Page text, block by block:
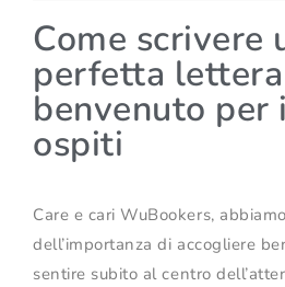
Come scrivere
perfetta
benvenuto per
ospiti
Care e cari WuBookers,
dell’importanza di accogliere
sentire subito al centro